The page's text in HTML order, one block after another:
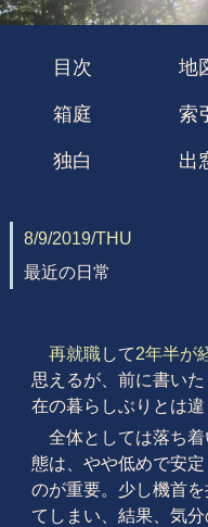
目次 地
箱庭 索引
独白 出
8/9/2019/THU
最近の日常
再就職して2年半が
思えるが、前に書いた
在の暮らしぶりとは違
全体としては落ち
態は、やや低めで安定
のが重要。少し機首
てしまい、結果、気分